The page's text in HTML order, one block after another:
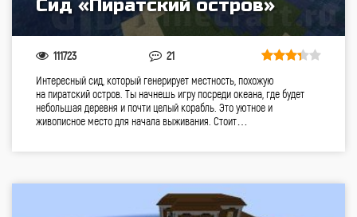
Сид «Пиратский остров»
111723 21
Интересный сид, который генерирует местность, похожую
на пиратский остров. Ты начнешь игру посреди океана, где будет
небольшая деревня и почти целый корабль. Это уютное и
живописное место для начала выживания. Стоит…